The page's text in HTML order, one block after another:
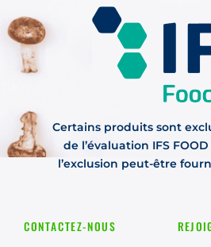
Certains produits sont
de l’évaluation IFS
l’exclusion peut-être
CONTACTEZ-NOUS